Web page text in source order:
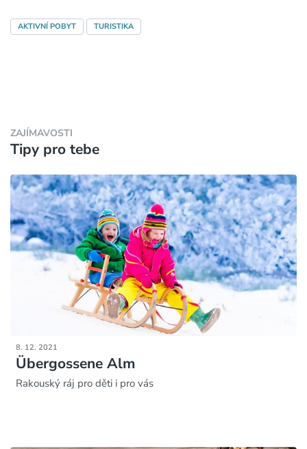
AKTIVNÍ POBYT TURISTIKA
ZAJÍMAVOSTI
Tipy pro tebe
8. 12. 2021
Übergossene Alm
Rakouský ráj pro děti i pro vás